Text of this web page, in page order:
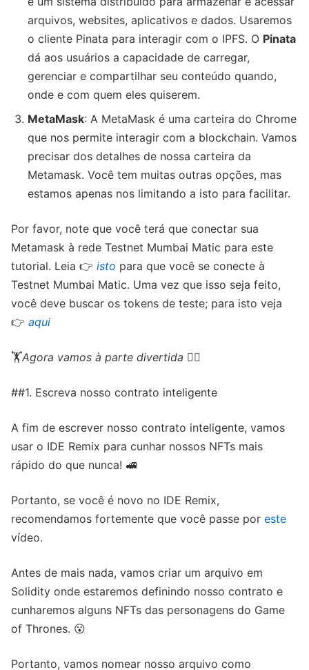
arquivos, websites, aplicativos e dados. Usaremos
o cliente Pinata para interagir com o IPFS. O Pinata
dá aos usuários a capacidade de carregar,
gerenciar e compartilhar seu conteúdo quando,
onde e com quem eles quiserem.
MetaMask: A MetaMask é uma carteira do Chrome
que nos permite interagir com a blockchain. Vamos
precisar dos detalhes de nossa carteira da
Metamask. Você tem muitas outras opções, mas
estamos apenas nos limitando a isto para facilitar.
Por favor, note que você terá que conectar sua
Metamask à rede Testnet Mumbai Matic para este
tutorial. Leia 👉 isto para que você se conecte à
Testnet Mumbai Matic. Uma vez que isso seja feito,
você deve buscar os tokens de teste; para isto veja
👉 aqui
🏋️Agora vamos à parte divertida 🏋️‍♀️
##1. Escreva nosso contrato inteligente
A fim de escrever nosso contrato inteligente, vamos
usar o IDE Remix para cunhar nossos NFTs mais
rápido do que nunca! 🚅
Portanto, se você é novo no IDE Remix,
recomendamos fortemente que você passe por este
vídeo.
Antes de mais nada, vamos criar um arquivo em
Solidity onde estaremos definindo nosso contrato e
cunharemos alguns NFTs das personagens do Game
of Thrones. 😮
Portanto, vamos nomear nosso arquivo como